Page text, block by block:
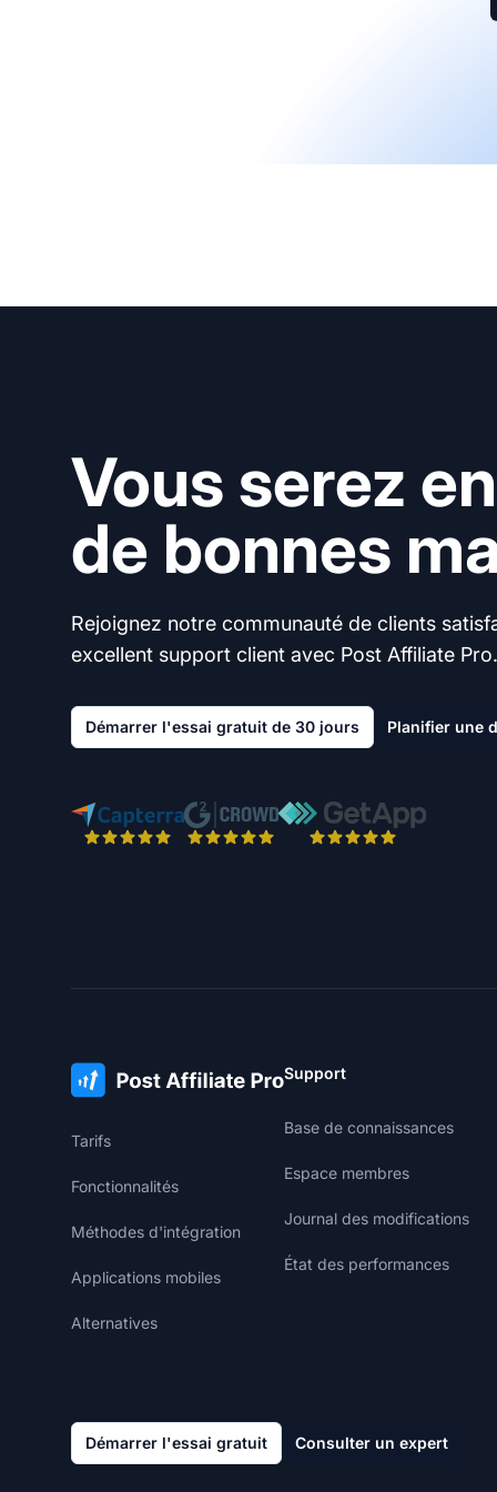
Vous serez
de bonnes
Rejoignez notre communauté de clients
excellent support client avec Post Affiliate Pro.
Démarrer l'essai gratuit de 30 jours Planifier une
Tarifs
Fonctionnalités
Méthodes d'intégration
Applications mobiles
Alternatives
Support
Base de connaissances
Espace membres
Journal des modifications
État des performances
Démarrer l'essai gratuit Consulter un expert